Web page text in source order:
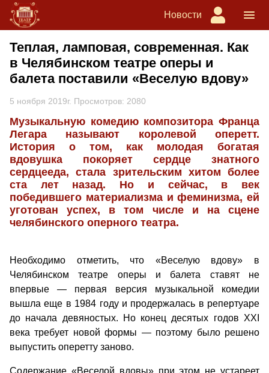
Новости
Теплая, ламповая, современная. Как
в Челябинском театре оперы и
балета поставили «Веселую вдову»
5 ноября 2019г. Просмотров: 2080
Музыкальную комедию композитора Франца
Легара называют королевой оперетт.
История о том, как молодая богатая
вдовушка покоряет сердце знатного
сердцееда, стала зрительским хитом более
ста лет назад. Но и сейчас, в век
победившего материализма и феминизма, ей
уготован успех, в том числе и на сцене
челябинского оперного театра.
Необходимо отметить, что «Веселую вдову» в
Челябинском театре оперы и балета ставят не
впервые — первая версия музыкальной комедии
вышла еще в 1984 году и продержалась в репертуаре
до начала девяностых. Но конец десятых годов XXI
века требует новой формы — поэтому было решено
выпустить оперетту заново.
Содержание «Веселой вдовы» при этом не устареет